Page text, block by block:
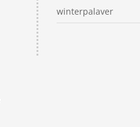
winterpalaver